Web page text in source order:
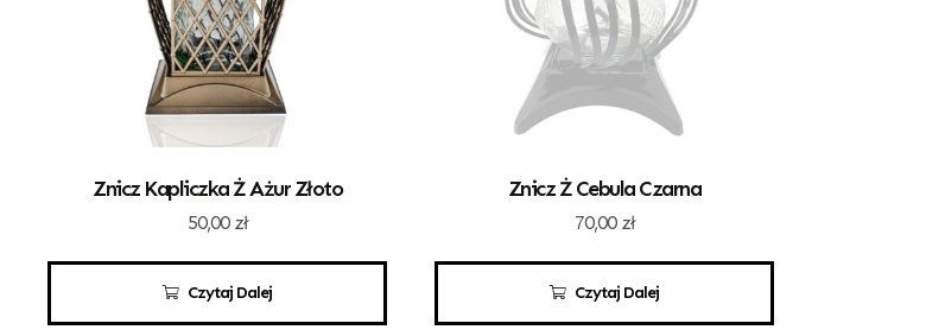
Czytaj Dalej
Znicz Kapliczka Ż Ażur Złoto
50,00 zł
Czytaj Dalej
Znicz Ż Cebula Czarna
70,00 zł